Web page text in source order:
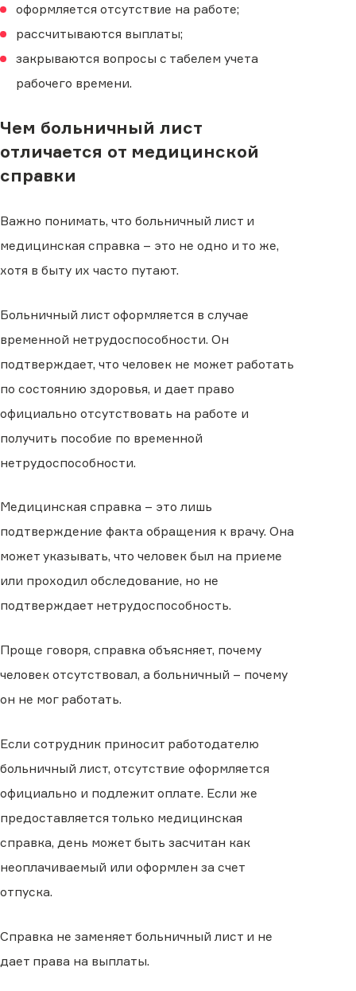
оформляется отсутствие на работе;
рассчитываются выплаты;
закрываются вопросы с табелем учета
рабочего времени.
Чем больничный лист
отличается от медицинской
справки
Важно понимать, что больничный лист и
медицинская справка – это не одно и то же,
хотя в быту их часто путают.
Больничный лист оформляется в случае
временной нетрудоспособности. Он
подтверждает, что человек не может работать
по состоянию здоровья, и дает право
официально отсутствовать на работе и
получить пособие по временной
нетрудоспособности.
Медицинская справка – это лишь
подтверждение факта обращения к врачу. Она
может указывать, что человек был на приеме
или проходил обследование, но не
подтверждает нетрудоспособность.
Проще говоря, справка объясняет, почему
человек отсутствовал, а больничный – почему
он не мог работать.
Если сотрудник приносит работодателю
больничный лист, отсутствие оформляется
официально и подлежит оплате. Если же
предоставляется только медицинская
справка, день может быть засчитан как
неоплачиваемый или оформлен за счет
отпуска.
Справка не заменяет больничный лист и не
дает права на выплаты.